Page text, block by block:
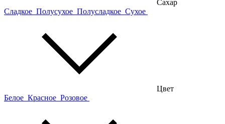
Сахар
Сладкое Полусухое Полусладкое Сухое
Цвет
Белое Красное Розовое